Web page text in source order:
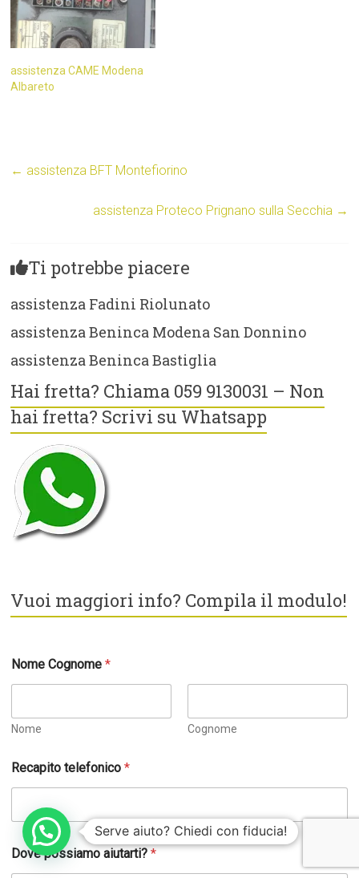
assistenza CAME Modena
Albareto
← assistenza BFT Montefiorino
assistenza Proteco Prignano sulla Secchia →
Ti potrebbe piacere
assistenza Fadini Riolunato
assistenza Beninca Modena San Donnino
assistenza Beninca Bastiglia
Hai fretta? Chiama 059 9130031 – Non
hai fretta? Scrivi su Whatsapp
Vuoi maggiori info? Compila il modulo!
Nome Cognome*
Nome Cognome
C
o
m
e
Recapito telefonico*
Dove possiamo aiutarti?*
Serve aiuto? Chiedi con fiducia!